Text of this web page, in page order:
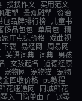
搜搜作文
实用范文
雕塑 景观雕塑
资治
包品牌排行榜
儿童书
侈品包包 单肩包 精
家庄点痣价格 戏曲视
下载 易经网
周易网
英语词典 词典
男孩
女孩起名
道德经原
宠物网 宠物猫
宠物
金回收价格
ps教程
花速递网
同城鲜花
入门简单曲子 钢琴